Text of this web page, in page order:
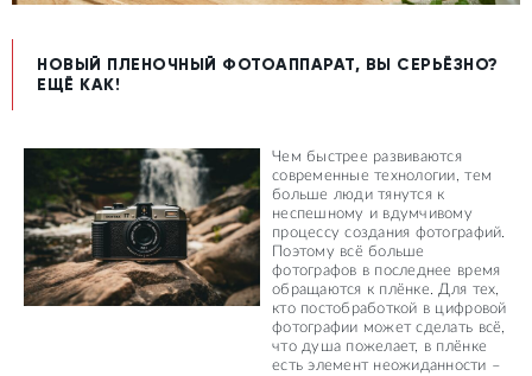
НОВЫЙ ПЛЕНОЧНЫЙ ФОТОАППАРАТ, ВЫ СЕРЬЁЗНО?
ЕЩЁ КАК!
Чем быстрее развиваются
современные технологии, тем
больше люди тянутся к
неспешному и вдумчивому
процессу создания фотографий.
Поэтому всё больше
фотографов в последнее время
обращаются к плёнке. Для тех,
кто постобработкой в цифровой
фотографии может сделать всё,
что душа пожелает, в плёнке
есть элемент неожиданности –